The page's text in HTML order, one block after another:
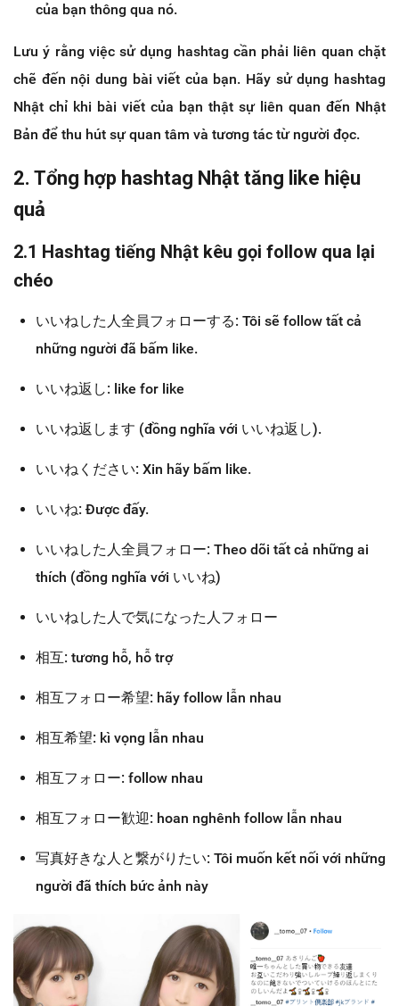
của bạn thông qua nó.
Lưu ý rằng việc sử dụng hashtag cần phải liên quan chặt
chẽ đến nội dung bài viết của bạn. Hãy sử dụng hashtag
Nhật chỉ khi bài viết của bạn thật sự liên quan đến Nhật
Bản để thu hút sự quan tâm và tương tác từ người đọc.
2. Tổng hợp hashtag Nhật tăng like hiệu
quả
2.1 Hashtag tiếng Nhật kêu gọi follow qua lại
chéo
いいねした人全員フォローする: Tôi sẽ follow tất cả
những người đã bấm like.
いいね返し: like for like
いいね返します (đồng nghĩa với いいね返し).
いいねください: Xin hãy bấm like.
いいね: Được đấy.
いいねした人全員フォロー: Theo dõi tất cả những ai
thích (đồng nghĩa với いいね)
いいねした人で気になった人フォロー
相互: tương hỗ, hỗ trợ
相互フォロー希望: hãy follow lẫn nhau
相互希望: kì vọng lẫn nhau
相互フォロー: follow nhau
相互フォロー歓迎: hoan nghênh follow lẫn nhau
写真好きな人と繋がりたい: Tôi muốn kết nối với những
người đã thích bức ảnh này